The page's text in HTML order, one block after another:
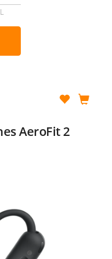
AeroFit 2